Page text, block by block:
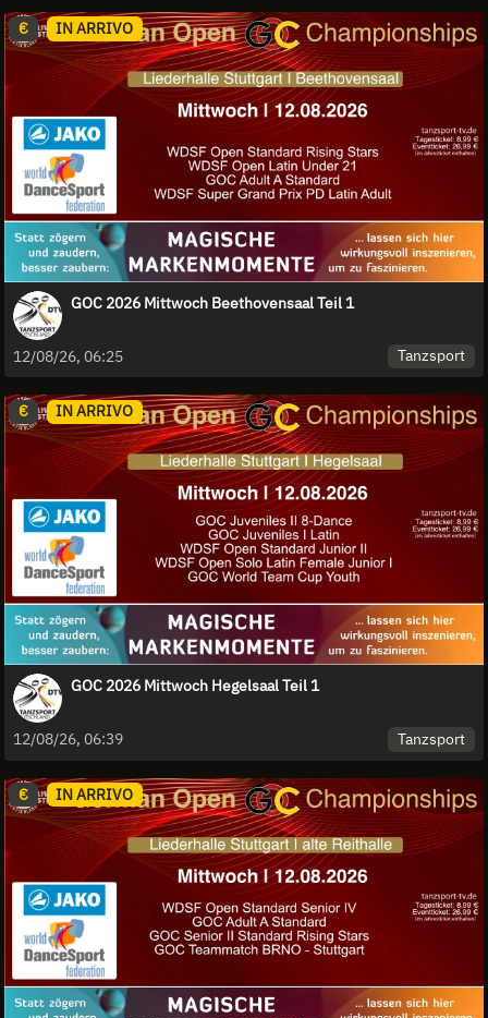
€ IN ARRIVO
GOC 2026 Mittwoch Beethovensaal Teil 1
12/08/26, 06:25 Tanzsport
€ IN ARRIVO
GOC 2026 Mittwoch Hegelsaal Teil 1
12/08/26, 06:39 Tanzsport
€ IN ARRIVO